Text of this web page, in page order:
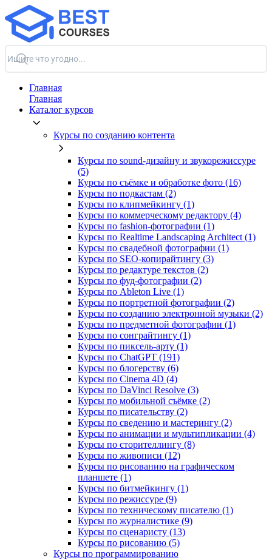
Главная
Главная
Каталог курсов
Курсы по созданию контента
Курсы по sound-дизайну и звукорежиссуре
(5)
Курсы по съёмке и обработке фото (16)
Курсы по подкастам (2)
Курсы по клипмейкингу (1)
Курсы по коммерческому редактору (4)
Курсы по fashion-фотографии (1)
Курсы по Realtime Landscaping Architect (1)
Курсы по свадебной фотографии (1)
Курсы по SEO-копирайтингу (3)
Курсы по редактуре текстов (2)
Курсы по фуд-фотографии (2)
Курсы по Ableton Live (1)
Курсы по портретной фотографии (2)
Курсы по созданию электронной музыки (2)
Курсы по предметной фотографии (1)
Курсы по сонграйтингу (1)
Курсы по пиксель-арту (1)
Курсы по ChatGPT (191)
Курсы по блогерству (6)
Курсы по Cinema 4D (4)
Курсы по DaVinci Resolve (3)
Курсы по мобильной съёмке (2)
Курсы по писательству (2)
Курсы по сведению и мастерингу (2)
Курсы по анимации и мультипликации (4)
Курсы по сторителлингу (8)
Курсы по живописи (12)
Курсы по рисованию на графическом
планшете (1)
Курсы по битмейкингу (1)
Курсы по режиссуре (9)
Курсы по техническому писателю (1)
Курсы по журналистике (9)
Курсы по сценаристу (13)
Курсы по рисованию (5)
Курсы по программированию